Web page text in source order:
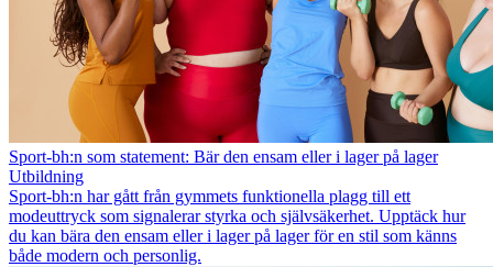
Sport-bh:n som statement: Bär den ensam eller i lager på lager
Utbildning
Sport-bh:n har gått från gymmets funktionella plagg till ett
modeuttryck som signalerar styrka och självsäkerhet. Upptäck hur
du kan bära den ensam eller i lager på lager för en stil som känns
både modern och personlig.